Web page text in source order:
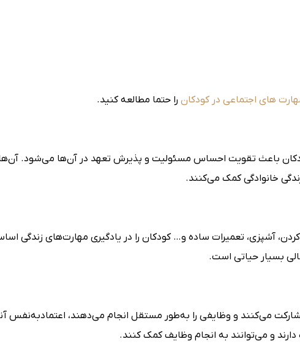
های اجتماعی در کودکان را حتما مطالعه کنید.
باعث تقویت احساس مسئولیت و پذیرش تعهد در آن‌ها می‌شود.
خانوادگی کمک می‌کنند.
آشپزی، تعمیرات ساده و… کودکان را در یادگیری مهارت‌های زندگی
بسیار حیاتی است.
می‌کنند و وظایفی را به‌طور مستقل انجام می‌دهند،
و می‌توانند به انجام وظایف کمک کنند.